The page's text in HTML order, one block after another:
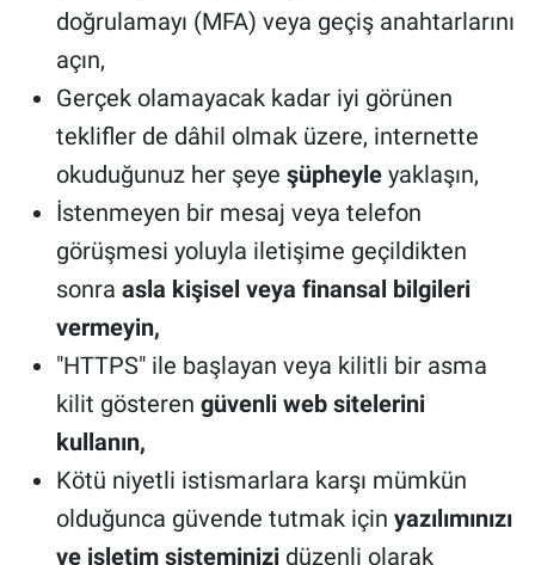
doğrulamayı (MFA) veya geçiş anahtarlarını
açın,
Gerçek olamayacak kadar iyi görünen
teklifler de dâhil olmak üzere, internette
okuduğunuz her şeye şüpheyle yaklaşın,
İstenmeyen bir mesaj veya telefon
görüşmesi yoluyla iletişime geçildikten
sonra asla kişisel veya finansal bilgileri
vermeyin,
"HTTPS" ile başlayan veya kilitli bir asma
kilit gösteren güvenli web sitelerini
kullanın,
Kötü niyetli istismarlara karşı mümkün
olduğunca güvende tutmak için yazılımınızı
ve işletim sisteminizi düzenli olarak